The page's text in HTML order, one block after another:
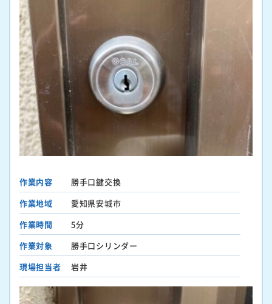
作業内容
勝手口鍵交換
作業地域
愛知県安城市
作業時間
5分
作業対象
勝手口シリンダー
現場担当者
岩井